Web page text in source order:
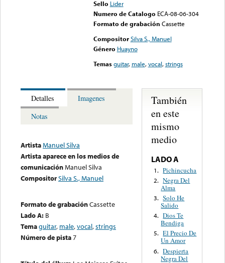
Sello Lider
Numero de Catalogo ECA-08-06-304
Formato de grabación Cassette
Compositor Silva S., Manuel
Género Huayno
Temas guitar, male,vocal,strings
Detalles
Imagenes
Notas
ArtistaManuel Silva
Artista aparece en los medios de
comunicaciónManuel Silva
CompositorSilva S., Manuel
Formato de grabaciónCassette
Lado A: B
Temaguitar, male,vocal,strings
Número de pista7
También
en este
mismo
medio
LADO A
1. Pichincucha
2. Negra Del
Alma
3. Solo He
Salido
4. Dios Te
Bendiga
5. El Precio De
Un Amor
6. Despierta
Negra Del